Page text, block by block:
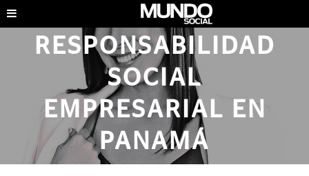
EL FUTURO DE LA
RESPONSABILIDAD
SOCIAL
EMPRESARIAL EN
PANAMÁ